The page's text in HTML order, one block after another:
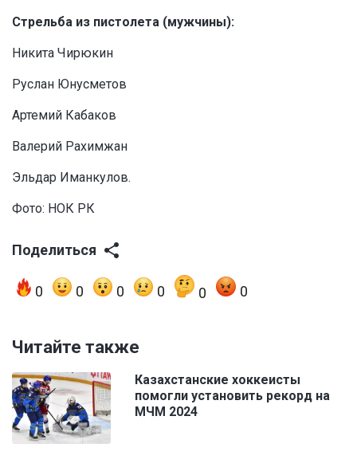
Стрельба из пистолета (мужчины):
Никита Чирюкин
Руслан Юнусметов
Артемий Кабаков
Валерий Рахимжан
Эльдар Иманкулов.
Фото: НОК РК
Поделиться
0 0 0 0 0 0
Читайте также
Казахстанские хоккеисты
помогли установить рекорд на
МЧМ 2024